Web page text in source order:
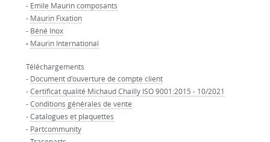
- Emile Maurin composants
- Maurin Fixation
- Béné Inox
- Maurin International
Téléchargements
- Document d'ouverture de compte client
-Certificat qualité Michaud Chailly ISO 9001:2015 - 10/2021
-Conditions générales de vente
-Catalogues et plaquettes
- Partcommunity